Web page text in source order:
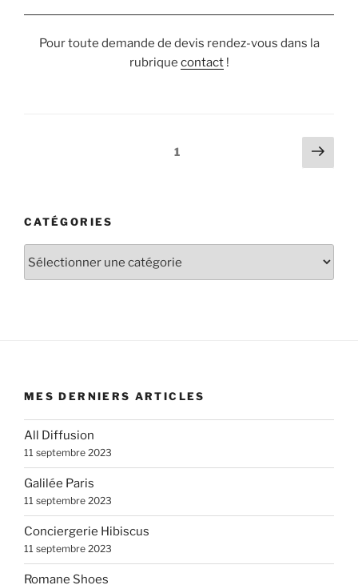
Pour toute demande de devis rendez-vous dans la
rubrique contact!
Page1
Page
CATÉGORIES
MES DERNIERS ARTICLES
All Diffusion
11 septembre 2023
Galilée Paris
11 septembre 2023
Conciergerie Hibiscus
11 septembre 2023
Romane Shoes